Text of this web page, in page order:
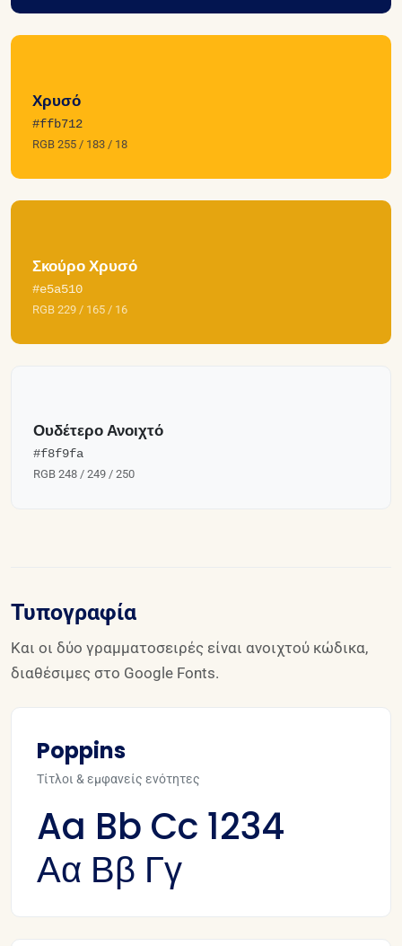
Χρυσό
#ffb712
RGB 255 / 183 / 18
Σκούρο Χρυσό
#e5a510
RGB 229 / 165 / 16
Ουδέτερο Ανοιχτό
#f8f9fa
RGB 248 / 249 / 250
Τυπογραφία
Και οι δύο γραμματοσειρές είναι ανοιχτού κώδικα,
διαθέσιμες στο Google Fonts.
Poppins
Τίτλοι & εμφανείς ενότητες
Aa Bb Cc 1234
Αα Ββ Γγ